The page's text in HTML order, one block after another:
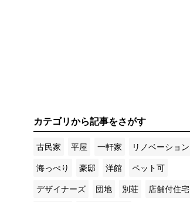
カテゴリから記事をさがす
古民家 平屋 一軒家
リノベーション
海っぺり
豪邸 洋館
ペット可
デザイナーズ
団地 別荘
店舗付住宅